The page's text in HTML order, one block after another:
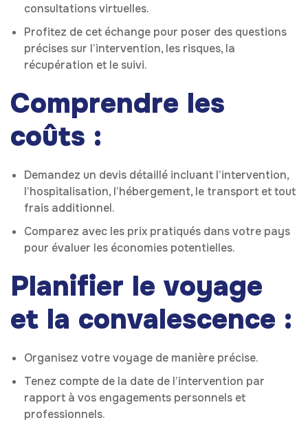
consultations virtuelles.
Profitez de cet échange pour poser des questions
précises sur l’intervention, les risques, la
récupération et le suivi.
Comprendre les
coûts :
Demandez un devis détaillé incluant l’intervention,
l’hospitalisation, l’hébergement, le transport et tout
frais additionnel.
Comparez avec les prix pratiqués dans votre pays
pour évaluer les économies potentielles.
Planifier le voyage
et la convalescence :
Organisez votre voyage de manière précise.
Tenez compte de la date de l’intervention par
rapport à vos engagements personnels et
professionnels.